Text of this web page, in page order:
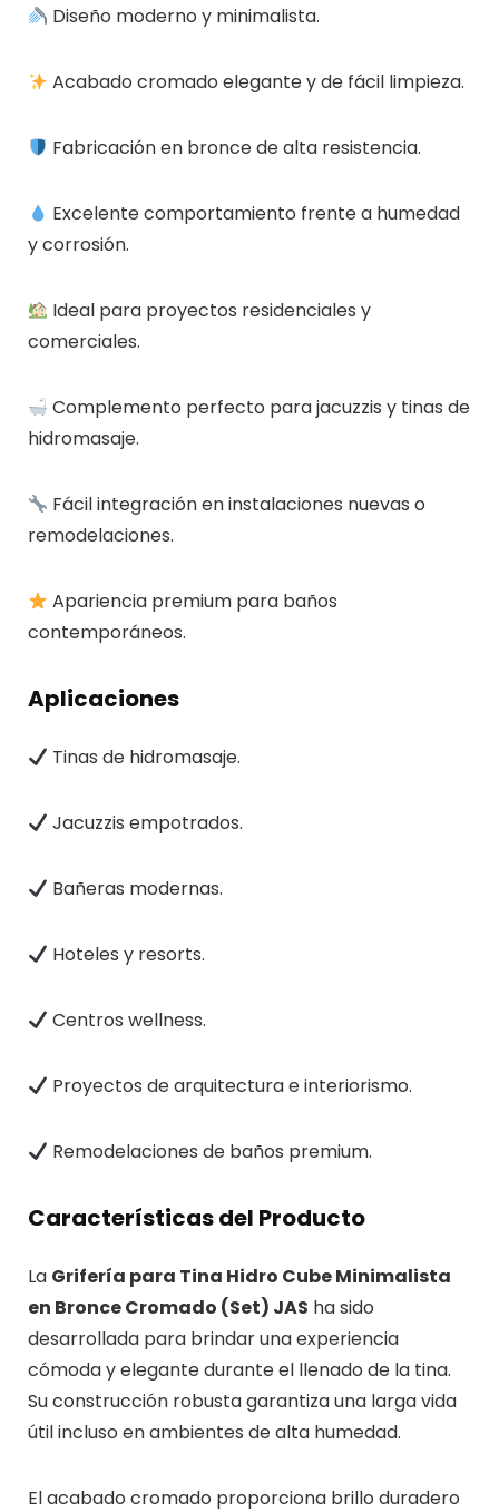
Diseño moderno y minimalista.
Acabado cromado elegante y de fácil limpieza.
Fabricación en bronce de alta resistencia.
Excelente comportamiento frente a humedad
y corrosión.
Ideal para proyectos residenciales y
comerciales.
Complemento perfecto para jacuzzis y tinas de
hidromasaje.
Fácil integración en instalaciones nuevas o
remodelaciones.
Apariencia premium para baños
contemporáneos.
Aplicaciones
Tinas de hidromasaje.
Jacuzzis empotrados.
Bañeras modernas.
Hoteles y resorts.
Centros wellness.
Proyectos de arquitectura e interiorismo.
Remodelaciones de baños premium.
Características del Producto
La Grifería para Tina Hidro Cube Minimalista
en Bronce Cromado (Set) JAS ha sido
desarrollada para brindar una experiencia
cómoda y elegante durante el llenado de la tina.
Su construcción robusta garantiza una larga vida
útil incluso en ambientes de alta humedad.
El acabado cromado proporciona brillo duradero